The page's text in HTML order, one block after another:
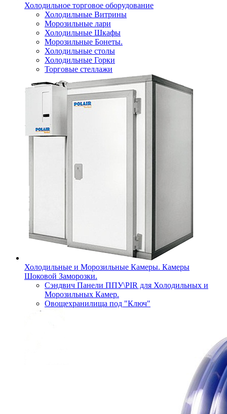
Холодильное торговое оборудование
Холодильные Витрины
Морозильные лари
Холодильные Шкафы
Морозильные Бонеты.
Холодильные столы
Холодильные Горки
Торговые стеллажи
Холодильные и Морозильные Камеры. Камеры
Шоковой Заморозки.
Сэндвич Панели ППУ\PIR для Холодильных и
Морозильных Камер.
Овощехранилища под "Ключ"